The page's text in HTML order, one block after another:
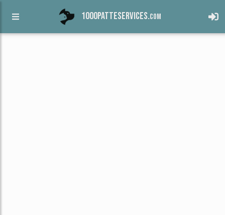
1000patteservices.com